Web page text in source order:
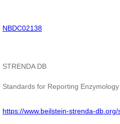
NBDC02138
STRENDA DB
Standards for Reporting
https://www.beilstein-strenda-